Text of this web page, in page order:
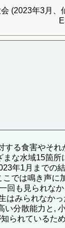
(2023年3月、
する食害やそれ
まな水域15箇所
年1月までの
では鳴き声に
回も見られな
はみられなかっ
い分散能力と,
られているた